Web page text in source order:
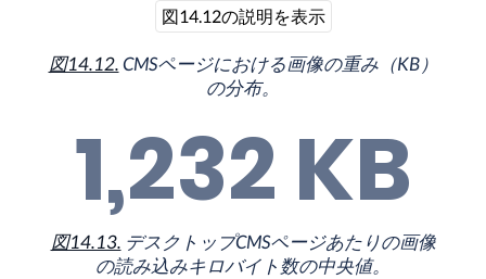
図14.12の説明を表示
図14.12.CMSページにおける画像の重み（KB）
の分布。
1,232 KB
図14.13. デスクトップCMSページあたりの画像
の読み込みキロバイト数の中央値。